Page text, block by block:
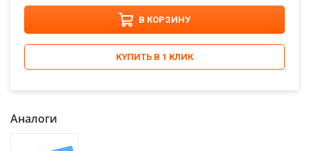
В КОРЗИНУ
КУПИТЬ В 1 КЛИК
Аналоги